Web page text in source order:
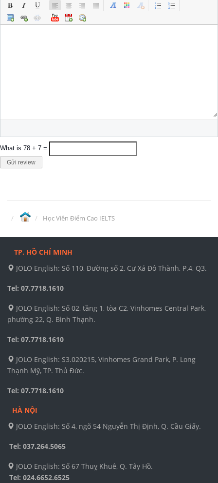
What is 78 + 7 =
Gửi review
Học Viên Điểm Cao IELTS
TP. HỒ CHÍ MINH
JOLO English: Số 110, Đường số 2, Cư Xá Đô Thành, P.4, Q3.
Tel: 07.7718.1610
JOLO English: Số 02, tầng 1, tòa C2, Vinhomes Central Park,
phường 22, Q. Bình Thạnh.
Tel: 07.7718.1610
JOLO English: S3.020215, Vinhomes Grand Park, P. Long
Thạnh Mỹ, TP. Thủ Đức.
Tel: 07.7718.1610
HÀ NỘI
JOLO English: Số 4, ngõ 54 Nguyễn Thị Định, Q. Cầu Giấy.
Tel: 037.264.5065
JOLO English: Số 67 Thuỵ Khuê, Q. Tây Hồ.
Tel: 024.6652.6525